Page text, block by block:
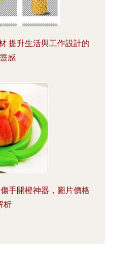
提升生活與工作設計的
感
手開橙神器，圖片價格
析